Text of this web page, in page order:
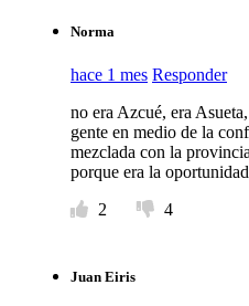
Norma
hace 1 mes Responder
no era Azcué, era
gente en medio de la
mezclada con la
porque era la
2
4
Juan Eiris